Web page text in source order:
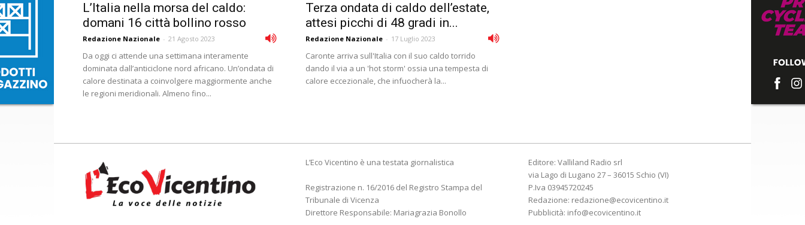
L’Italia nella morsa del caldo:
domani 16 città bollino rosso
Redazione Nazionale - 21 Agosto 2023
Da oggi ci attende una settimana interamente
dominata dall’anticiclone nord africano. Un’ondata di
calore destinata a coinvolgere maggiormente anche
le regioni meridionali. Almeno fino...
Terza ondata di caldo dell’estate,
attesi picchi di 48 gradi in...
Redazione Nazionale - 17 Luglio 2023
Caronte arriva sull'Italia con il suo caldo torrido
dando il via a un 'hot storm' ossia una tempesta di
calore eccezionale, che infuocherà la...
L’Eco Vicentino è una testata giornalistica
Registrazione n. 16/2016 del Registro Stampa del
Tribunale di Vicenza
Direttore Responsabile: Mariagrazia Bonollo
Editore: Valliland Radio srl
via Lago di Lugano 27 – 36015 Schio (VI)
P.Iva 03945720245
Redazione: redazione@ecovicentino.it
Pubblicità: info@ecovicentino.it